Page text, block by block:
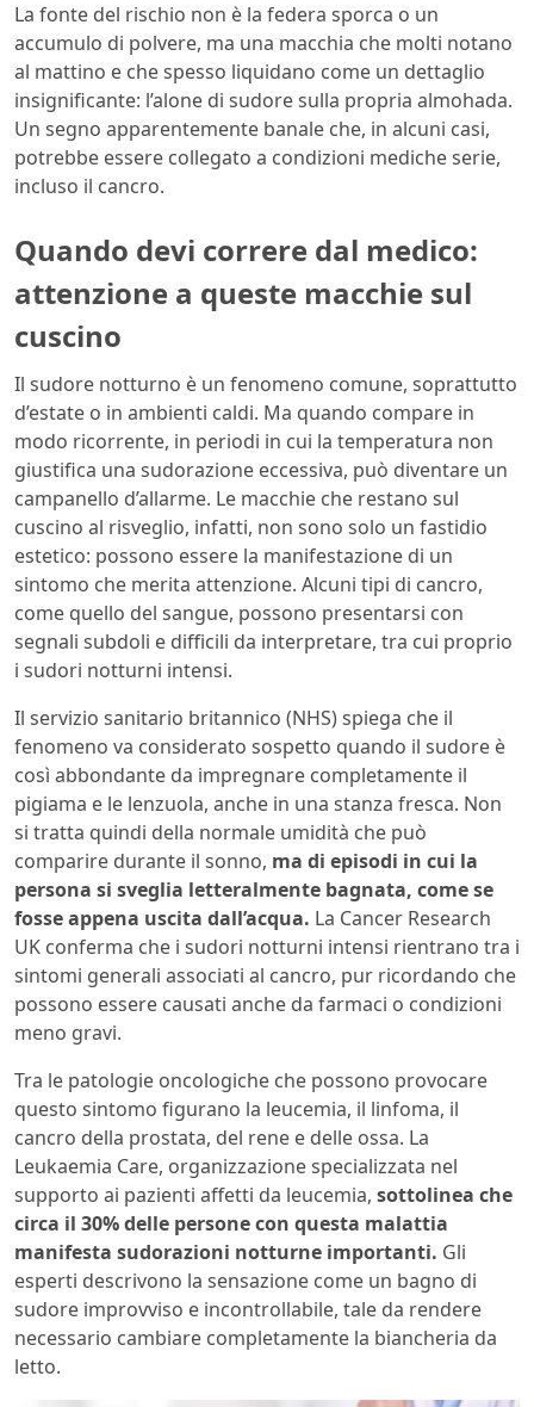
La fonte del rischio non è la federa sporca o un
accumulo di polvere, ma una macchia che molti notano
al mattino e che spesso liquidano come un dettaglio
insignificante: l’alone di sudore sulla propria almohada.
Un segno apparentemente banale che, in alcuni casi,
potrebbe essere collegato a condizioni mediche serie,
incluso il cancro.
Quando devi correre dal medico:
attenzione a queste macchie sul
cuscino
Il sudore notturno è un fenomeno comune, soprattutto
d’estate o in ambienti caldi. Ma quando compare in
modo ricorrente, in periodi in cui la temperatura non
giustifica una sudorazione eccessiva, può diventare un
campanello d’allarme. Le macchie che restano sul
cuscino al risveglio, infatti, non sono solo un fastidio
estetico: possono essere la manifestazione di un
sintomo che merita attenzione. Alcuni tipi di cancro,
come quello del sangue, possono presentarsi con
segnali subdoli e difficili da interpretare, tra cui proprio
i sudori notturni intensi.
Il servizio sanitario britannico (NHS) spiega che il
fenomeno va considerato sospetto quando il sudore è
così abbondante da impregnare completamente il
pigiama e le lenzuola, anche in una stanza fresca. Non
si tratta quindi della normale umidità che può
comparire durante il sonno, ma di episodi in cui la
persona si sveglia letteralmente bagnata, come se
fosse appena uscita dall’acqua. La Cancer Research
UK conferma che i sudori notturni intensi rientrano tra i
sintomi generali associati al cancro, pur ricordando che
possono essere causati anche da farmaci o condizioni
meno gravi.
Tra le patologie oncologiche che possono provocare
questo sintomo figurano la leucemia, il linfoma, il
cancro della prostata, del rene e delle ossa. La
Leukaemia Care, organizzazione specializzata nel
supporto ai pazienti affetti da leucemia, sottolinea che
circa il 30% delle persone con questa malattia
manifesta sudorazioni notturne importanti. Gli
esperti descrivono la sensazione come un bagno di
sudore improvviso e incontrollabile, tale da rendere
necessario cambiare completamente la biancheria da
letto.